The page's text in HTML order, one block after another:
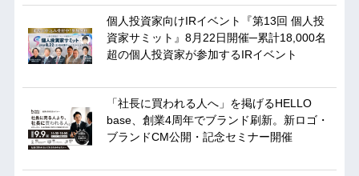
個人投資家向けIRイベント『第13回 個人投
資家サミット』8月22日開催─累計18,000名
超の個人投資家が参加するIRイベント
「社長に買われる人へ」を掲げるHELLO
base、創業4周年でブランド刷新。新ロゴ・
ブランドCM公開・記念セミナー開催